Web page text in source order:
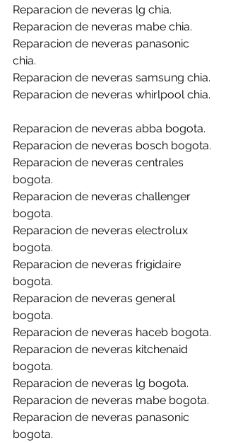
Reparacion de neveras lg chia.
Reparacion de neveras mabe chia.
Reparacion de neveras panasonic
chia.
Reparacion de neveras samsung chia.
Reparacion de neveras whirlpool chia.
Reparacion de neveras abba bogota.
Reparacion de neveras bosch bogota.
Reparacion de neveras centrales
bogota.
Reparacion de neveras challenger
bogota.
Reparacion de neveras electrolux
bogota.
Reparacion de neveras frigidaire
bogota.
Reparacion de neveras general
bogota.
Reparacion de neveras haceb bogota.
Reparacion de neveras kitchenaid
bogota.
Reparacion de neveras lg bogota.
Reparacion de neveras mabe bogota.
Reparacion de neveras panasonic
bogota.